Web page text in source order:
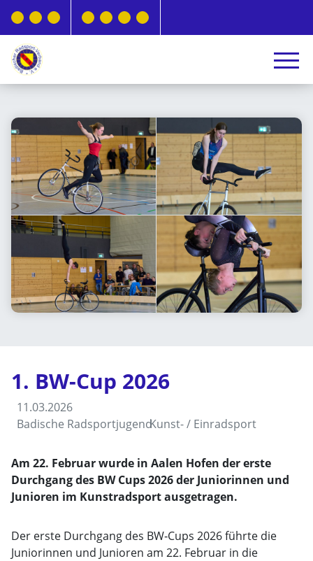
1. BW-Cup 2026
11.03.2026
Badische RadsportjugendKunst- / Einradsport
Am 22. Februar wurde in Aalen Hofen der erste
Durchgang des BW Cups 2026 der Juniorinnen und
Junioren im Kunstradsport ausgetragen.
Der erste Durchgang des BW‑Cups 2026 führte die
Juniorinnen und Junioren am 22. Februar in die